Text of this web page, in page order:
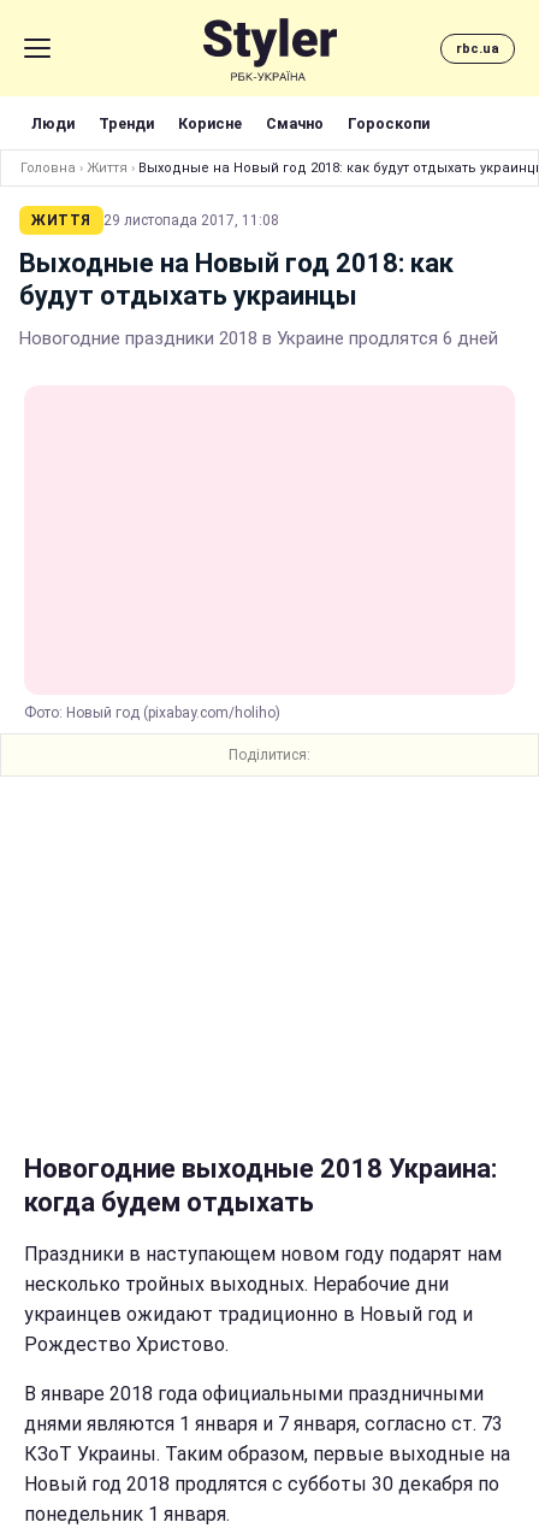
rbc.ua
Люди Тренди Корисне Смачно Гороскопи
Головна › Життя › Выходные на Новый год 2018: как будут отдыхать
ЖИТТЯ 29 листопада 2017, 11:08
Выходные на Новый год 2018: как
будут отдыхать украинцы
Новогодние праздники 2018 в Украине продлятся 6 дней
Фото: Новый год (pixabay.com/holiho)
Поділитися:
Новогодние выходные 2018 Украина:
когда будем отдыхать
Праздники в наступающем новом году подарят нам
несколько тройных выходных. Нерабочие дни
украинцев ожидают традиционно в Новый год и
Рождество Христово.
В январе 2018 года официальными праздничными
днями являются 1 января и 7 января, согласно ст. 73
КЗоТ Украины. Таким образом, первые выходные на
Новый год 2018 продлятся с субботы 30 декабря по
понедельник 1 января.